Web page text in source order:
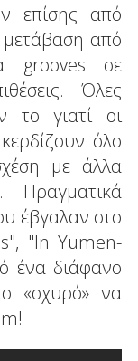
επίσης από
από
grooves σε
Όλες
το γιατί οι
όλο
με άλλα
Πραγματικά
έβγαλαν στο
"In Yumen-
ένα διάφανο
«οχυρό» να